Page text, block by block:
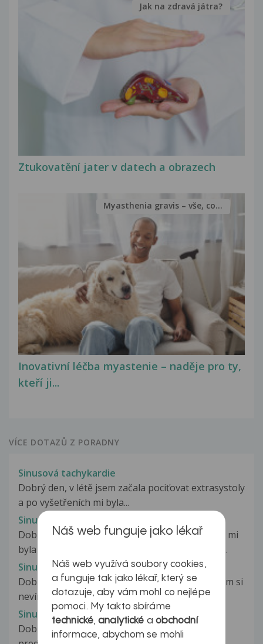
Ztukovatění jater v datech a obrazech
Jak na zdravá játra?
Inovativní léčba myastenie – naděje pro ty,
kteří ji...
Myasthenia gravis – vše, co...
VÍCE DOTAZŮ Z PORADNY
Sinusová tachykardie
Dobrý den, v létě jsem začala pociťovat extrasystoly
a po vyšetřeních mi byla...
Sinusová tachykardie
Dobrý den je mi 25 let ,na preventivní prohlídce mi
byla zjištěna sinusova tachykardie.Absolvovala...
Sinusová tachykardie
Dobrý den, je mi 25 let a mám problém se kterým si
nevím rady- začalo to bolestí...
Sinusová tachykardie
Dobrý deň Trápi ma sinusovu tachykardiu
Náš web funguje jako lékař
Náš web využívá soubory cookies,
a funguje tak jako lékař, který se
dotazuje, aby vám mohl co nejlépe
pomoci. My takto sbíráme
technické,analytické a obchodní
informace, abychom se mohli